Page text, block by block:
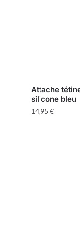
Attache
silicone bleu
14,95€